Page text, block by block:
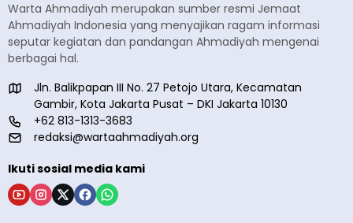
Warta Ahmadiyah merupakan sumber resmi Jemaat
Ahmadiyah Indonesia yang menyajikan ragam informasi
seputar kegiatan dan pandangan Ahmadiyah mengenai
berbagai hal.
Jln. Balikpapan III No. 27 Petojo Utara, Kecamatan
Gambir, Kota Jakarta Pusat – DKI Jakarta 10130
+62 813-1313-3683
redaksi@wartaahmadiyah.org
Ikuti sosial media kami